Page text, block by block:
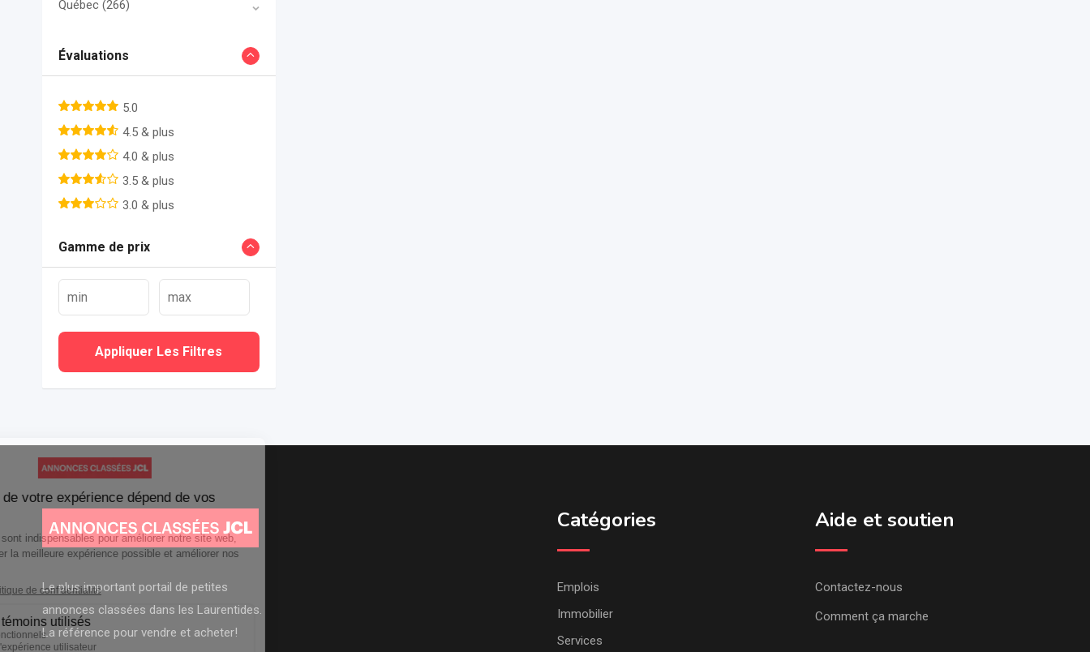
Québec (266)
Évaluations
5.0
4.5 & plus
4.0 & plus
3.5 & plus
3.0 & plus
Gamme de prix
Appliquer Les Filtres
Le plus important portail de petites
annonces classées dans les Laurentides.
La référence pour vendre et acheter!
Catégories
Emplois
Immobilier
Services
Aide et soutien
Contactez-nous
Comment ça marche